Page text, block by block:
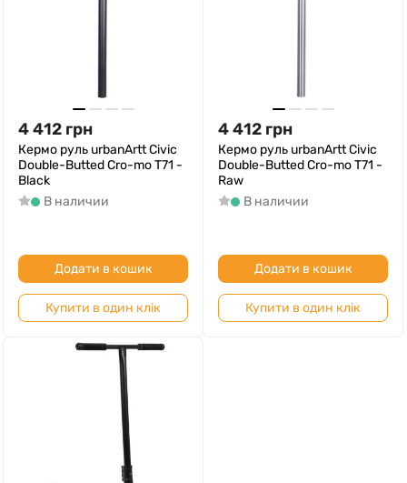
4 412 грн
Кермо руль urbanArtt Civic
Double-Butted Cro-mo T71 -
Black
В наличии
Додати в кошик
Купити в один клік
4 412 грн
Кермо руль urbanArtt Civic
Double-Butted Cro-mo T71 -
Raw
В наличии
Додати в кошик
Купити в один клік